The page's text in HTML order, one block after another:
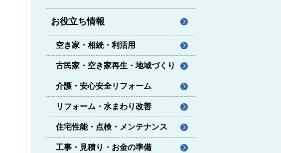
お役立ち情報
空き家・相続・利活用
古民家・空き家再生・地域づくり
介護・安心安全リフォーム
リフォーム・水まわり改善
住宅性能・点検・メンテナンス
工事・見積り・お金の準備